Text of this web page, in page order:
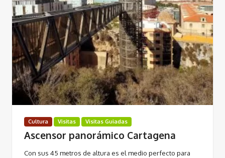
Cultura Visitas Visitas Guiadas
Ascensor panorámico Cartagena
Con sus 45 metros de altura es el medio perfecto para